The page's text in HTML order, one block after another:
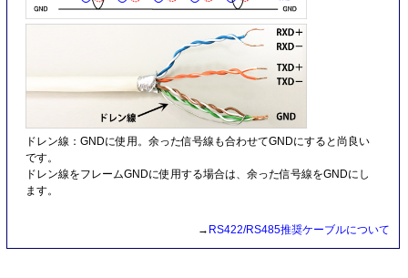
ドレン線：GNDに使用。余った信号線も合わせてGNDにすると尚良い
です。
ドレン線をフレームGNDに使用する場合は、余った信号線をGNDにし
ます。
→ RS422/RS485推奨ケーブルについて